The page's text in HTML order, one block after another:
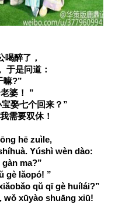
喝醉了，
于是问道：
嘛?”
婆！ ”
娶七个回来？”
需要双休！
hē zuìle,
Yúshì wèn dào:
ma?”
gè lǎopó! ”
qǔ qī gè huílái?”
wǒ xūyào shuāng xiū!